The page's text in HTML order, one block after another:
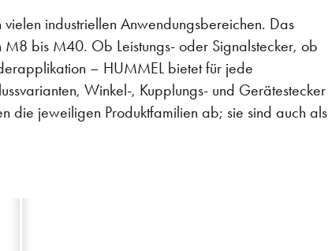
industriellen Anwendungsbereichen. Das
M8 bis M40. Ob Leistungs- oder Signalstecker, ob
– HUMMEL bietet für jede
Winkel-, Kupplungs- und Gerätestecker
die jeweiligen Produktfamilien ab; sie sind auch als